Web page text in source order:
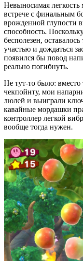
Невыносимая легкость
встрече с финальным
врожденной глупости
способность.
бесполезен,
участью и дождаться
появился бы повод
реально погибнуть.
Не тут-то было: вместо
чекпойнту, мои
люлей и выиграли
кавайные мордашки
контроллер легкой
вообще тогда нужен.